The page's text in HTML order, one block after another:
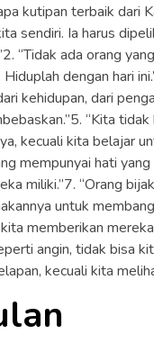
kutipan terbaik dari
sendiri. Ia harus
“Tidak ada orang
dengan hari
kehidupan, dari
“Kita
kecuali kita belajar
mempunyai hati
miliki.”7. “Orang
untuk
memberikan
angin, tidak bisa
kecuali kita